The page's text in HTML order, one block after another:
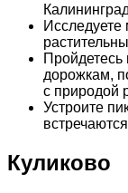
Исследуете
дорожкам,
с природой
Устроите
Куликово